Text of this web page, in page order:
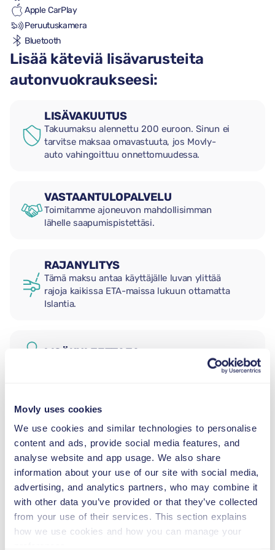
Movly uses cookies
We use cookies and similar technologies to personalise
content and ads, provide social media features, and
analyse website and app usage. We also share
information about your use of our site with social media,
advertising, and analytics partners, who may combine it
with other data you’ve provided or that they’ve collected
from your use of their services. This section explains
how we use cookies and how you can manage your
Apple CarPlay
Peruutuskamera
Bluetooth
Lisää käteviä lisävarusteita
autonvuokraukseesi:
LISÄVAKUUTUS
Takuumaksu alennettu 200 euroon. Sinun ei
tarvitse maksaa omavastuuta, jos Movly-
auto vahingoittuu onnettomuudessa.
VASTAANTULOPALVELU
Toimitamme ajoneuvon mahdollisimman
lähelle saapumispistettäsi.
RAJANYLITYS
Tämä maksu antaa käyttäjälle luvan ylittää
rajoja kaikissa ETA-maissa lukuun ottamatta
Islantia.
LISÄKULJETTAJA
2,5–13 kg
TAAPERON ISTUIN
9–18 kg
TURVAVYÖISTUIN
15–36 kg